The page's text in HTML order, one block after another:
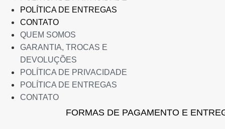
do
produto
POLÍTICA DE ENTREGAS
CONTATO
QUEM SOMOS
GARANTIA, TROCAS E
DEVOLUÇÕES
POLÍTICA DE PRIVACIDADE
POLÍTICA DE ENTREGAS
CONTATO
FORMAS DE PAGAMENTO E